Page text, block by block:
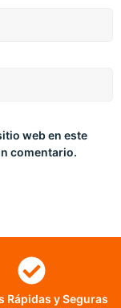
web en este
comentario.
Rápidas y Seguras